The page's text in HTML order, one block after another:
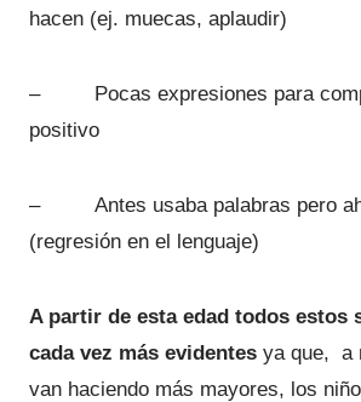
hacen (ej. muecas, aplaudir)
– Pocas expresiones para
positivo
– Antes usaba palabras pero
(regresión en el lenguaje)
A partir de esta edad todos estos
cada vez más evidentes ya que, a
van haciendo más mayores, los